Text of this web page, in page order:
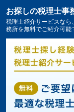
高取の税理士
お探しの税理士事
税理士紹介サービスな
務所を無料でご紹介可能